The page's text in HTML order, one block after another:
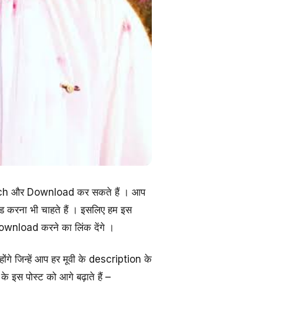
और Download कर सकते हैं । आप
भी चाहते हैं । इसलिए हम इस
करने का लिंक देंगे ।
जिन्हें आप हर मूवी के description के
इस पोस्ट को आगे बढ़ाते हैं –